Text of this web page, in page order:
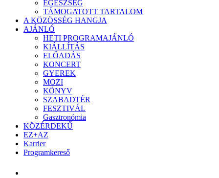
EGÉSZSÉG
TÁMOGATOTT TARTALOM
A KÖZÖSSÉG HANGJA
AJÁNLÓ
HETI PROGRAMAJÁNLÓ
KIÁLLÍTÁS
ELŐADÁS
KONCERT
GYEREK
MOZI
KÖNYV
SZABADTÉR
FESZTIVÁL
Gasztronómia
KÖZÉRDEKŰ
EZ+AZ
Karrier
Programkereső